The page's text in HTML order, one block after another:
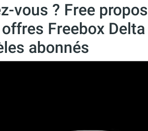
vous ? Free
Freebox Delta
abonnés